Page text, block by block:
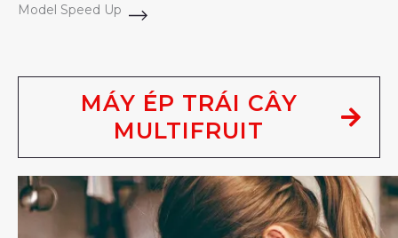
Model Speed Up
MÁY ÉP TRÁI CÂY
MULTIFRUIT